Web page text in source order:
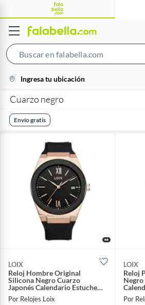
Bar
location-
icon
Ingresa tu ubicación
Cuarzo negro
Envío gratis
LOIX
Reloj Hombre Original
Silicona Negro Cuarzo
Japonés Calendario Estuche
Elegante L2313R-1
Por Relojes Loix
LOIX
Reloj
Por